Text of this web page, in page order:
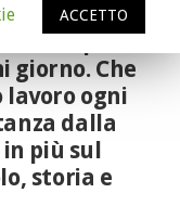
esistono
e quelli
giorno. Che
lavoro ogni
dalla
più sul
storia e
ACCETTO